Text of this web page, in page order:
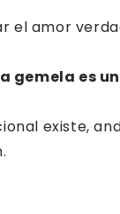
amor
gemela es
existe,